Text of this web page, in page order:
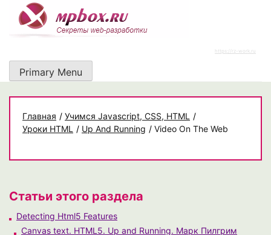
content
https://rz-work.ru
Primary Menu
Главная / Учимся Javascript, CSS, HTML
/
Уроки HTML
/ Up And Running / Video On The Web
Статьи этого раздела
Detecting Html5 Features
Canvas text. HTML5. Up and Running. Марк Пилгрим